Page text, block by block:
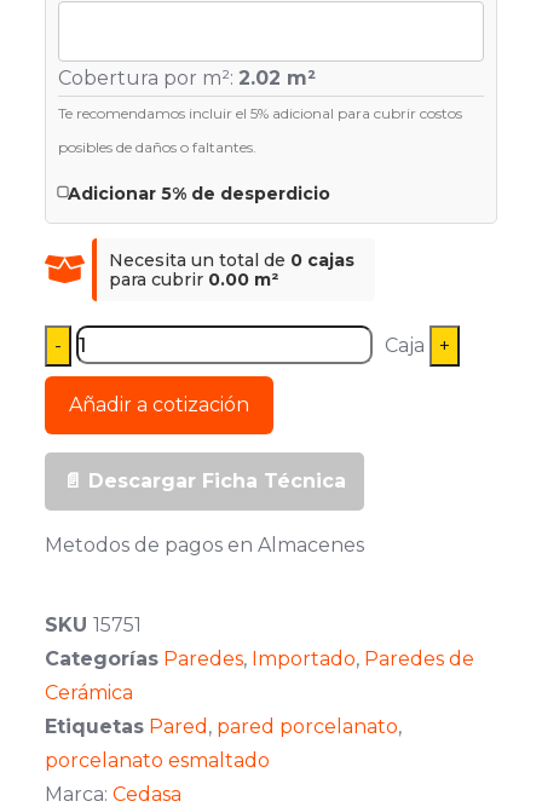
Cobertura por m²: 2.02 m²
Te recomendamos incluir el 5% adicional para cubrir costos
posibles de daños o faltantes.
Adicionar 5% de desperdicio
Necesita un total de 0 cajas
para cubrir 0.00 m²
Caja
Añadir a cotización
📄 Descargar Ficha Técnica
Metodos de pagos en Almacenes
SKU 15751
Categorías Paredes, Importado, Paredes de
Cerámica
Etiquetas Pared , pared porcelanato,
porcelanato esmaltado
Marca: Cedasa